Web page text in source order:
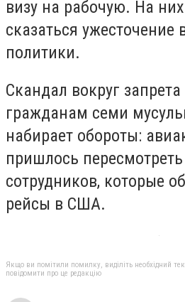
визу на рабочую. На
сказаться ужесточение
политики.
Скандал вокруг
гражданам семи
набирает обороты:
пришлось
сотрудников, которые
рейсы в США.
Якщо ви помітили помилку, виділіть необхідний
повідомити про це редакцію